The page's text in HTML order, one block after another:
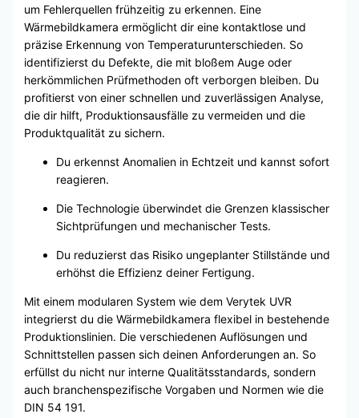
um Fehlerquellen frühzeitig zu erkennen. Eine
Wärmebildkamera ermöglicht dir eine kontaktlose und
präzise Erkennung von Temperaturunterschieden. So
identifizierst du Defekte, die mit bloßem Auge oder
herkömmlichen Prüfmethoden oft verborgen bleiben. Du
profitierst von einer schnellen und zuverlässigen Analyse,
die dir hilft, Produktionsausfälle zu vermeiden und die
Produktqualität zu sichern.
Du erkennst Anomalien in Echtzeit und kannst sofort
reagieren.
Die Technologie überwindet die Grenzen klassischer
Sichtprüfungen und mechanischer Tests.
Du reduzierst das Risiko ungeplanter Stillstände und
erhöhst die Effizienz deiner Fertigung.
Mit einem modularen System wie dem Verytek UVR
integrierst du die Wärmebildkamera flexibel in bestehende
Produktionslinien. Die verschiedenen Auflösungen und
Schnittstellen passen sich deinen Anforderungen an. So
erfüllst du nicht nur interne Qualitätsstandards, sondern
auch branchenspezifische Vorgaben und Normen wie die
DIN 54 191.